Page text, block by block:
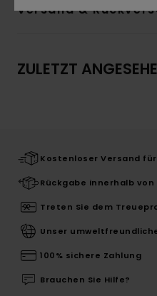
Versand &
ZULETZT
Kostenloser Versand
Rückgabe innerhalb von
Treten Sie dem
Unser
100% sichere Zahlung
Brauchen Sie Hilfe?